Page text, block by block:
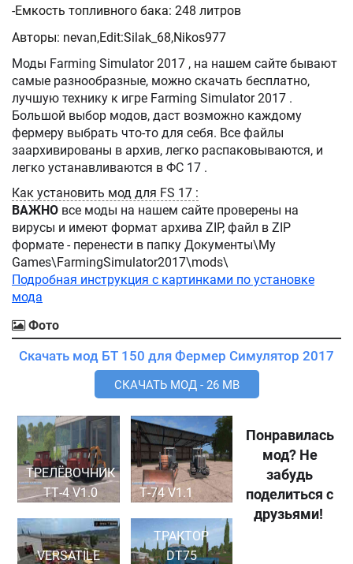
-Емкость топливного бака: 248 литров
Авторы: nevan,Edit:Silak_68,Nikos977
Моды Farming Simulator 2017 , на нашем сайте бывают
самые разнообразные, можно скачать бесплатно,
лучшую технику к игре Farming Simulator 2017 .
Большой выбор модов, даст возможно каждому
фермеру выбрать что-то для себя. Все файлы
заархивированы в архив, легко распаковываются, и
легко устанавливаются в ФС 17 .
Как установить мод для FS 17 :
ВАЖНО все моды на нашем сайте проверены на
вирусы и имеют формат архива ZIP, файл в ZIP
формате - перенести в папку Документы\My
Games\FarmingSimulator2017\mods\
Подробная инструкция с картинками по установке
мода
Фото
Скачать мод БТ 150 для Фермер Симулятор 2017
СКАЧАТЬ МОД - 26 MB
ТРЕЛЁВОЧНИК
ТТ-4 V1.0
Т-74 V1.1
VERSATILE
ТРАКТОР
DT75
Понравилась
мод? Не
забудь
поделиться с
друзьями!